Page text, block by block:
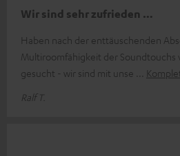
Wir sind sehr zufrieden …
Haben nach der enttäuschenden
Multiroomfähigkeit der Soundtouchs
gesucht - wir sind mit unse
Ralf T.